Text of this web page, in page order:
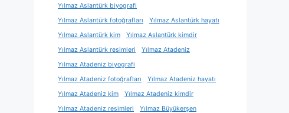
Yılmaz Aslantürk biyografi
Yılmaz Aslantürk fotoğrafları
Yılmaz Aslantürk hayatı
Yılmaz Aslantürk kim
Yılmaz Aslantürk kimdir
Yılmaz Aslantürk resimleri
Yılmaz Atadeniz
Yılmaz Atadeniz biyografi
Yılmaz Atadeniz fotoğrafları
Yılmaz Atadeniz hayatı
Yılmaz Atadeniz kim
Yılmaz Atadeniz kimdir
Yılmaz Atadeniz resimleri
Yılmaz Büyükerşen